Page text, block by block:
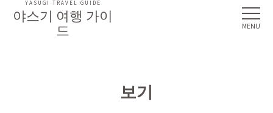
야스기 여행 가이
드
YASUGI TRAVEL GUIDE
보기